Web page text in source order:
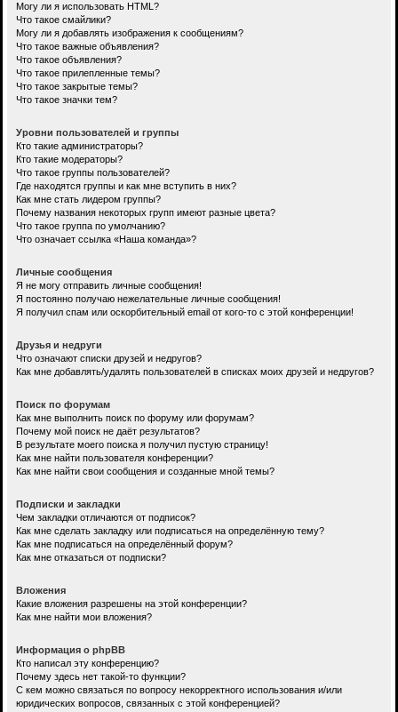
Могу ли я использовать HTML?
Что такое смайлики?
Могу ли я добавлять изображения к сообщениям?
Что такое важные объявления?
Что такое объявления?
Что такое прилепленные темы?
Что такое закрытые темы?
Что такое значки тем?
Уровни пользователей и группы
Кто такие администраторы?
Кто такие модераторы?
Что такое группы пользователей?
Где находятся группы и как мне вступить в них?
Как мне стать лидером группы?
Почему названия некоторых групп имеют разные цвета?
Что такое группа по умолчанию?
Что означает ссылка «Наша команда»?
Личные сообщения
Я не могу отправить личные сообщения!
Я постоянно получаю нежелательные личные сообщения!
Я получил спам или оскорбительный email от кого-то с этой конференции!
Друзья и недруги
Что означают списки друзей и недругов?
Как мне добавлять/удалять пользователей в списках моих друзей и недругов?
Поиск по форумам
Как мне выполнить поиск по форуму или форумам?
Почему мой поиск не даёт результатов?
В результате моего поиска я получил пустую страницу!
Как мне найти пользователя конференции?
Как мне найти свои сообщения и созданные мной темы?
Подписки и закладки
Чем закладки отличаются от подписок?
Как мне сделать закладку или подписаться на определённую тему?
Как мне подписаться на определённый форум?
Как мне отказаться от подписки?
Вложения
Какие вложения разрешены на этой конференции?
Как мне найти мои вложения?
Информация о phpBB
Кто написал эту конференцию?
Почему здесь нет такой-то функции?
С кем можно связаться по вопросу некорректного использования и/или
юридических вопросов, связанных с этой конференцией?